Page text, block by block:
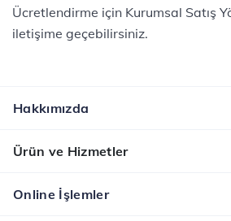
Ücretlendirme için Kurumsal Satış
iletişime geçebilirsiniz.
Hakkımızda
Ürün ve Hizmetler
Online İşlemler